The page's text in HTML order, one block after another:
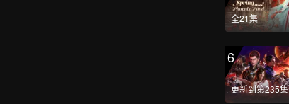
387
389
全21集
6
更新到第235集